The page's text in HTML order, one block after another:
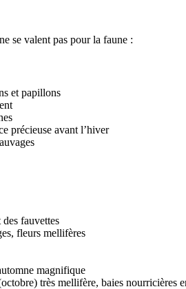
se valent pas pour la faune :
et papillons
précieuse avant l’hiver
des fauvettes
fleurs mellifères
magnifique
très mellifère, baies nourricières